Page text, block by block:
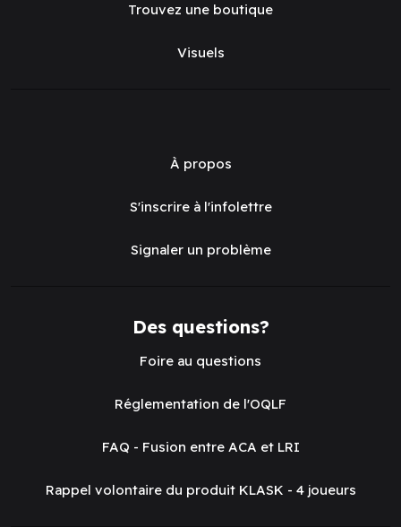
Trouvez une boutique
Visuels
À propos
S'inscrire à l'infolettre
Signaler un problème
Des questions?
Foire au questions
Réglementation de l'OQLF
FAQ - Fusion entre ACA et LRI
Rappel volontaire du produit KLASK - 4 joueurs